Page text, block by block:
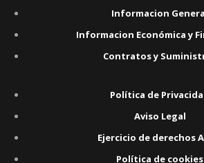
Informacion
Informacion Económica y
Contratos y
Política de
Aviso Legal
Ejercicio de derechos
Política de cookies